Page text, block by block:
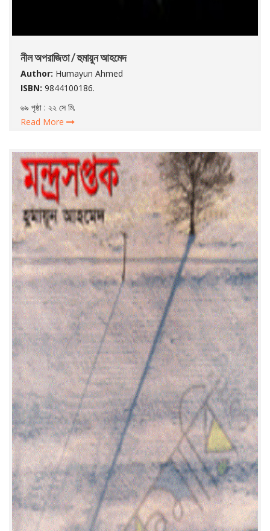
নীল অপরাজিতা / হুমায়ুন আহমেদ
Author: Humayun Ahmed
ISBN: 9844100186.
৬৯ পৃষ্ঠা : ২২ সে মি.
Read More